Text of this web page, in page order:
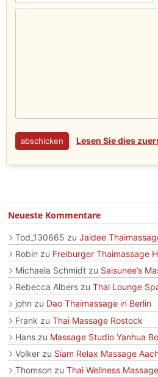
Lesen Sie dies
Neueste Kommentare
Tod_130665 zu Jaidee
Robin zu Freiburger Thaimassage
Michaela Schmidt zu Saisunee’s
Rebecca Albers zu Thai Lounge
john zu Dao Thaimassage in Berlin
Frank zu Thai Massage Rostock
Hans zu Massage Studio Yanhua
Volker zu Siam Relax Massage
Thomson zu Thai Wellness